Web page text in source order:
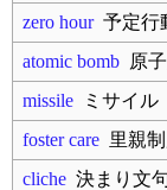
zero hour予定行
atomic bomb 原
missile ミサイル
foster care 里親
cliche 決まり文